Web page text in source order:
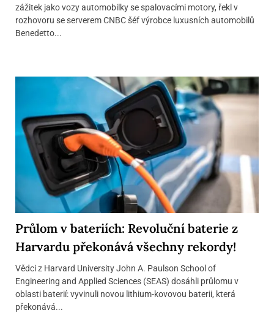
zážitek jako vozy automobilky se spalovacími motory, řekl v
rozhovoru se serverem CNBC šéf výrobce luxusních automobilů
Benedetto...
Průlom v bateriích: Revoluční baterie z
Harvardu překonává všechny rekordy!
Vědci z Harvard University John A. Paulson School of
Engineering and Applied Sciences (SEAS) dosáhli průlomu v
oblasti baterií: vyvinuli novou lithium-kovovou baterii, která
překonává...